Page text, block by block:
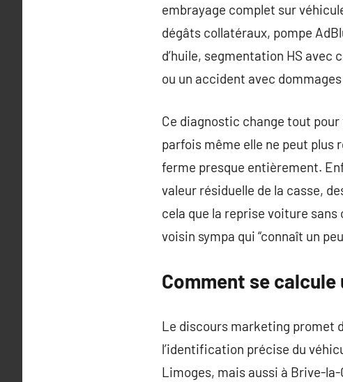
embrayage complet sur
dégâts collatéraux, pompe
d’huile, segmentation HS avec
ou un accident avec
Ce diagnostic change tout
parfois même elle ne peut plus
ferme presque entièrement.
valeur résiduelle de la casse,
cela que la reprise voiture
voisin sympa qui “connaît un
Comment se
Le discours marketing promet
l’identification précise du
Limoges, mais aussi à Brive-